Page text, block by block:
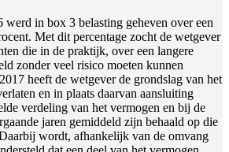
werd in box 3 belasting geheven over een
Met dit percentage zocht de wetgever
die in de praktijk, over een langere
zonder veel risico moeten kunnen
heeft de wetgever de grondslag van het
en in plaats daarvan aansluiting
verdeling van het vermogen en bij de
jaren gemiddeld zijn behaald op die
wordt, afhankelijk van de omvang